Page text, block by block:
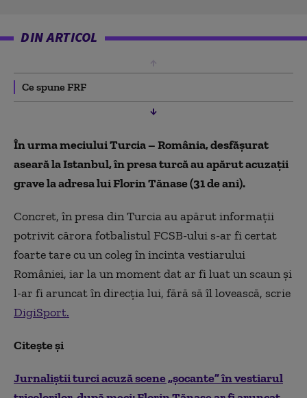
DIN ARTICOL
Ce spune FRF
În urma meciului Turcia – România, desfășurat
aseară la Istanbul, în presa turcă au apărut acuzații
grave la adresa lui Florin Tănase (31 de ani).
Concret, în presa din Turcia au apărut informații
potrivit cărora fotbalistul FCSB-ului s-ar fi certat
foarte tare cu un coleg în incinta vestiarului
României, iar la un moment dat ar fi luat un scaun și
l-ar fi aruncat în direcția lui, fără să îl lovească, scrie
DigiSport.
Citește și
Jurnaliștii turci acuză scene „șocante” în vestiarul